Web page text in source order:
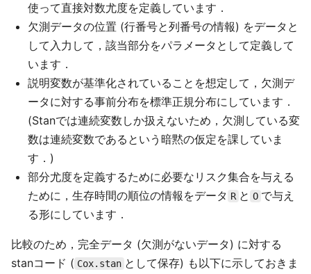
使って直接対数尤度を定義しています．
欠測データの位置 (行番号と列番号の情報) をデータと
して入力して，該当部分をパラメータとして定義して
います．
説明変数が基準化されていることを想定して，欠測デ
ータに対する事前分布を標準正規分布にしています．
(Stanでは連続変数しか扱えないため，欠測している変
数は連続変数であるという暗黙の仮定を課していま
す．)
部分尤度を定義するために必要なリスク集合を与える
ために，生存時間の順位の情報をデータ R と O で与え
る形にしています．
比較のため，完全データ (欠測がないデータ) に対する
stanコード ( Cox.stan として保存) も以下に示しておきま